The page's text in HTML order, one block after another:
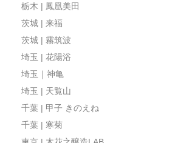
栃木 | 鳳凰美田
茨城 | 来福
茨城 | 霧筑波
埼玉 | 花陽浴
埼玉｜神亀
埼玉 | 天覧山
千葉 | 甲子 きのえね
千葉 | 寒菊